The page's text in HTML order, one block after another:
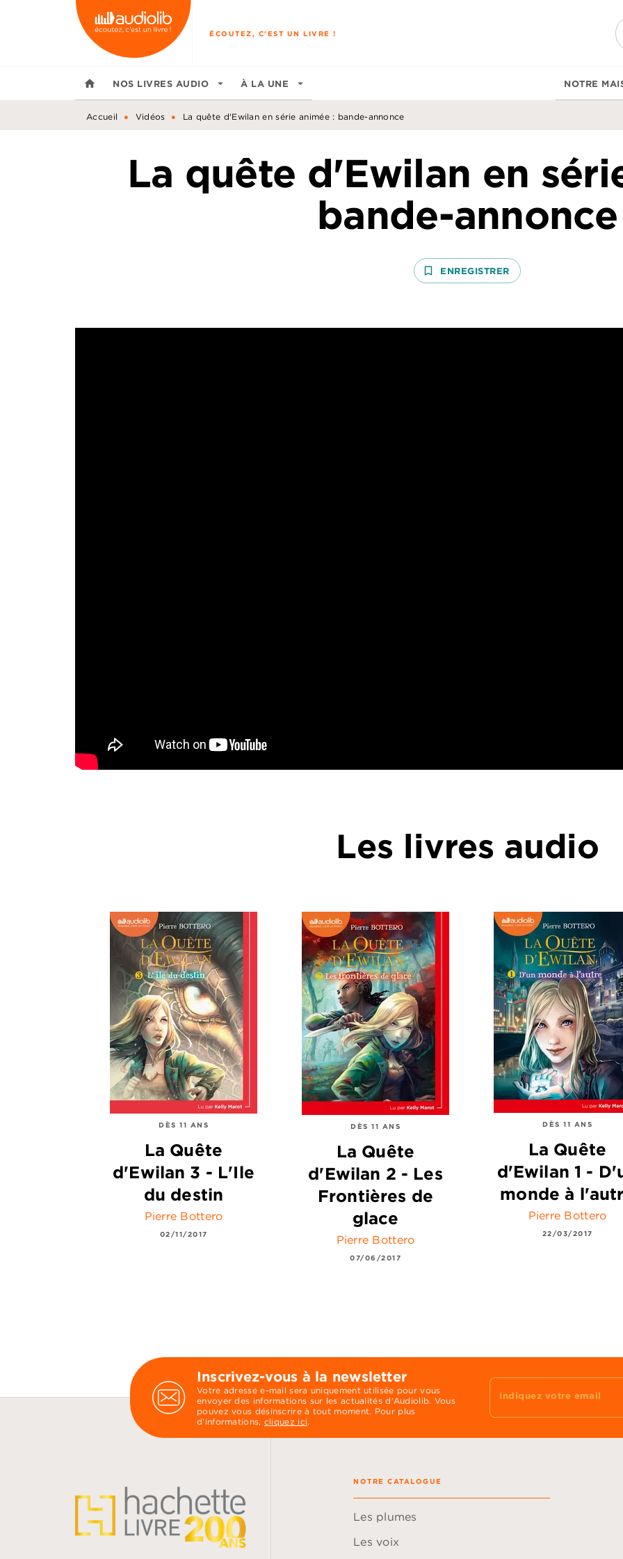
MENU RECHERCHE
ÉCOUTEZ, C'EST UN LIVRE !
home NOS LIVRES AUDIO arrow_drop_down À LA UNE arrow_drop_down NOTRE
Accueil • Vidéos • La quête d'Ewilan en série animée : bande-annonce
La quête d'Ewilan en
bande-annonce
bookmark_border ENREGISTRER
Les livres audio
DÈS 11 ANS
La Quête
d'Ewilan 3 - L'Ile
du destin
Pierre Bottero
02/11/2017
DÈS 11 ANS
La Quête
d'Ewilan 2 - Les
Frontières de
glace
Pierre Bottero
07/06/2017
DÈS 11 ANS
La Quête
d'Ewilan 1 -
monde à
Pierre Bottero
22/03/2017
Inscrivez-vous à la newsletter
Votre adresse e-mail sera uniquement utilisée pour vous
envoyer des informations sur les actualités d'Audiolib. Vous
pouvez vous désinscrire à tout moment. Pour plus
d’informations, cliquez ici.
Indiquez votre email
NOTRE CATALOGUE
Les plumes
Les voix